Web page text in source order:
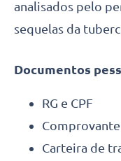
analisados pelo
sequelas da
Documentos
RG e CPF
Carteira de